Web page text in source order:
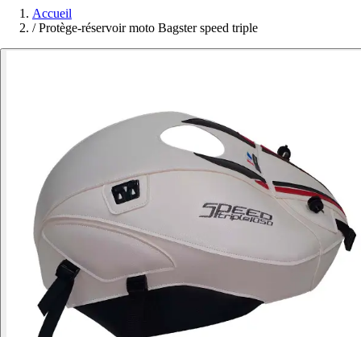
Accueil
/ Protège-réservoir moto Bagster speed triple